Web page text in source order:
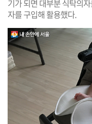
기가 되면 대부분 식탁의
자를 구입해 활용했다.